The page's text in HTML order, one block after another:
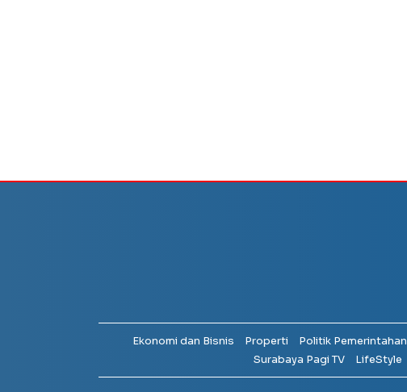
Ekonomi dan Bisnis Properti Politik Pemerintahan
Surabaya Pagi TV
LifeStyle